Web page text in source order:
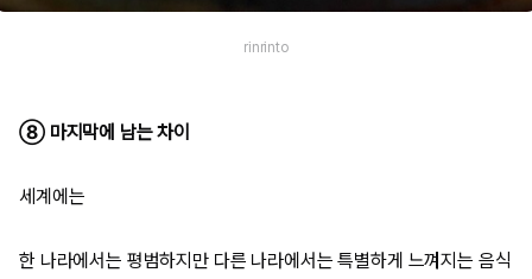
rinrinto
⑧ 마지막에 남는 차이
세계에는
한 나라에서는 평범하지만 다른 나라에서는 특별하게 느껴지는 음식